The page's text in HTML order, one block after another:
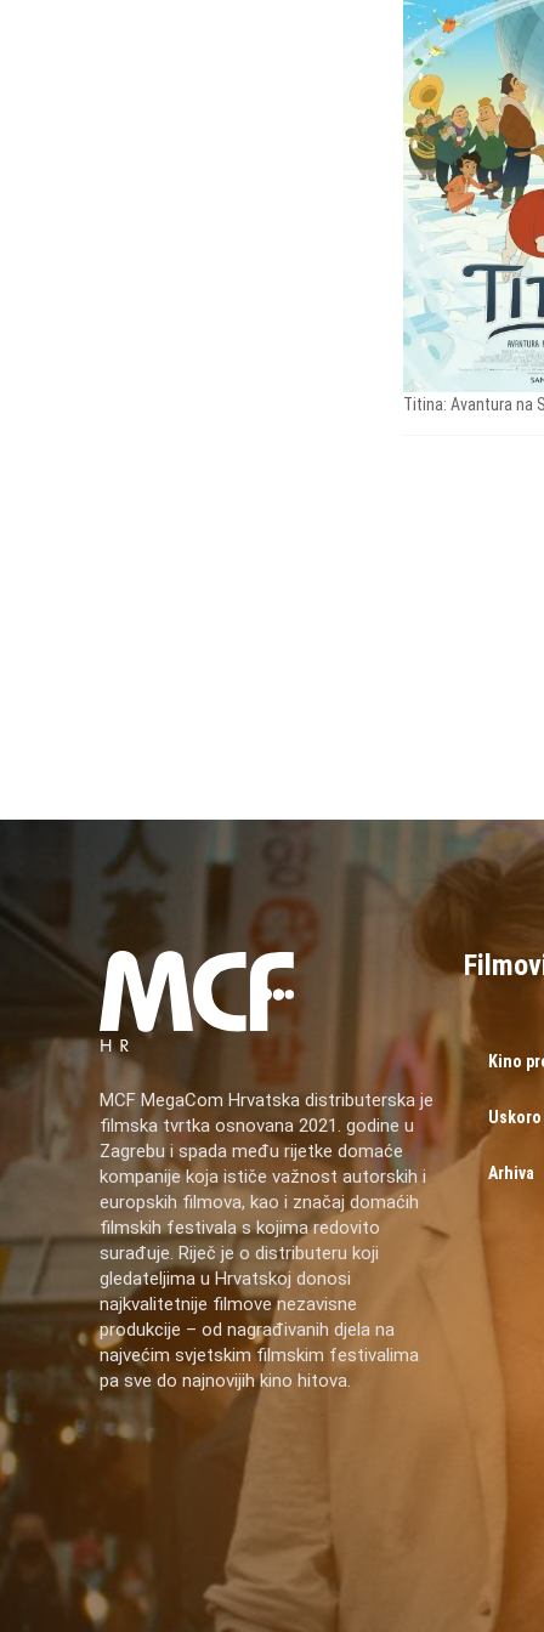
Titina: Avantura na
MCF MegaCom Hrvatska distributerska je
filmska tvrtka osnovana 2021. godine u
Zagrebu i spada među rijetke domaće
kompanije koja ističe važnost autorskih i
europskih filmova, kao i značaj domaćih
filmskih festivala s kojima redovito
surađuje. Riječ je o distributeru koji
gledateljima u Hrvatskoj donosi
najkvalitetnije filmove nezavisne
produkcije – od nagrađivanih djela na
najvećim svjetskim filmskim festivalima
pa sve do najnovijih kino hitova.
Kino
Uskoro
Arhiva